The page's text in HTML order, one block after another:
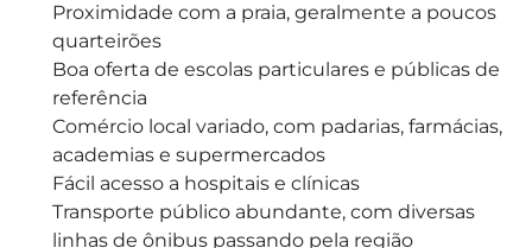
Proximidade com a praia, geralmente a poucos
quarteirões
Boa oferta de escolas particulares e públicas de
referência
Comércio local variado, com padarias, farmácias,
academias e supermercados
Fácil acesso a hospitais e clínicas
Transporte público abundante, com diversas
linhas de ônibus passando pela região